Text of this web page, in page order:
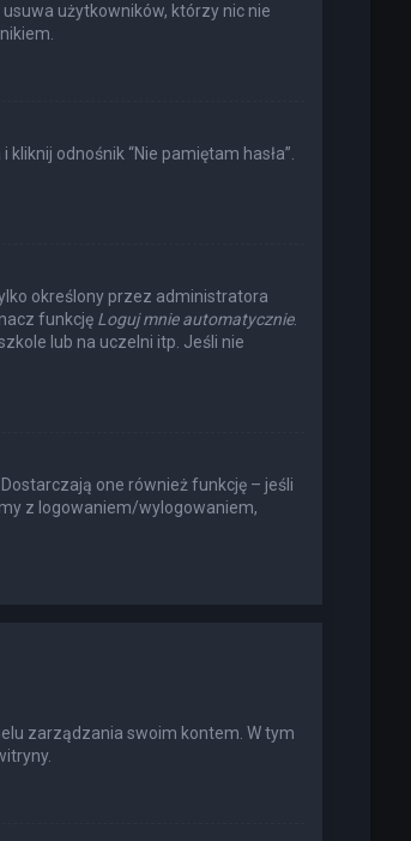
użytkowników, którzy nic nie
odnośnik “Nie pamiętam hasła”.
określony przez administratora
funkcję Loguj mnie automatycznie.
lub na uczelni itp. Jeśli nie
one również funkcję – jeśli
z logowaniem/wylogowaniem,
zarządzania swoim kontem. W tym